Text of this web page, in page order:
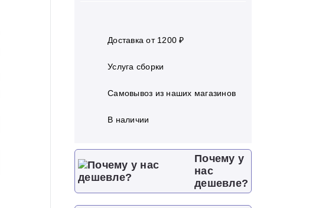
Доставка от 1200 ₽
Услуга сборки
Самовывоз из наших магазинов
В наличии
Почему у
нас
дешевле?